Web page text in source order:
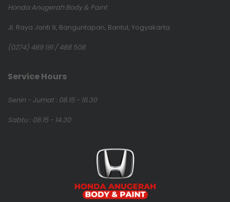
Honda Anugerah Body & Paint
Jl. Raya Janti 9, Banguntapan, Bantul, Yogyakarta
(0274) 489 191 / 488 508
Service Hours
Senin - Jumat : 08.15 - 16.30
Sabtu : 08.15 - 14.30